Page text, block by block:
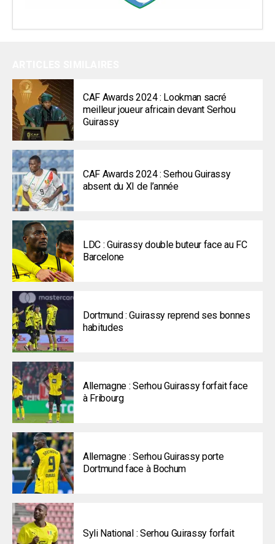
CAF Awards 2024 : Lookman sacré
meilleur joueur africain devant Serhou
Guirassy
CAF Awards 2024 : Serhou Guirassy
absent du XI de l’année
LDC : Guirassy double buteur face au FC
Barcelone
Dortmund : Guirassy reprend ses bonnes
habitudes
Allemagne : Serhou Guirassy forfait face
à Fribourg
Allemagne : Serhou Guirassy porte
Dortmund face à Bochum
Syli National : Serhou Guirassy forfait